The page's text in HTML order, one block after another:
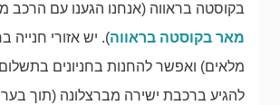
בקוסטה בראווה (אנחנו הגענו עם הרכב מ
מאר בקוסטה בראווה). יש אזורי חנייה
מלאים) ואפשר להחנות בחניונים